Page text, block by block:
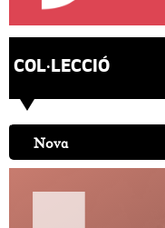
COL·LECCIÓ
Nova